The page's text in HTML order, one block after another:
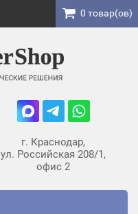
г. Краснодар,
ул. Российская 208/1,
офис 2
0 товар(ов)